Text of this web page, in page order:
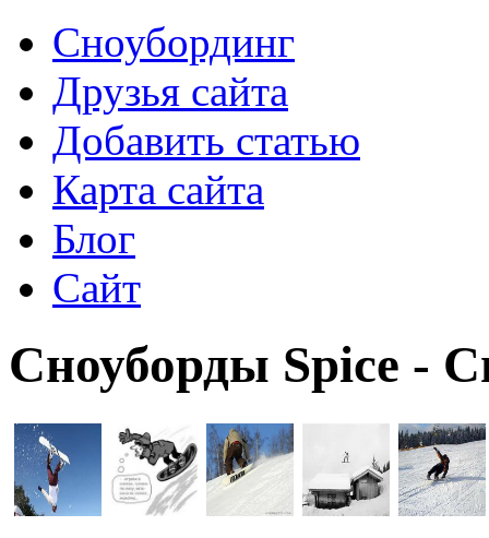
Сноубординг
Друзья сайта
Добавить статью
Карта сайта
Блог
Сайт
Сноуборды Spice -